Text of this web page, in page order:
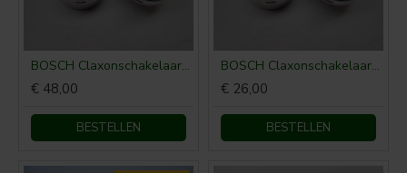
BOSCH Claxonschakelaar opbouw ⌀ 35 mm 0343013001
€ 48,00
BESTELLEN
BOSCH Claxonschakelaar opbouw ⌀26 mm 0343007001
€ 26,00
BESTELLEN